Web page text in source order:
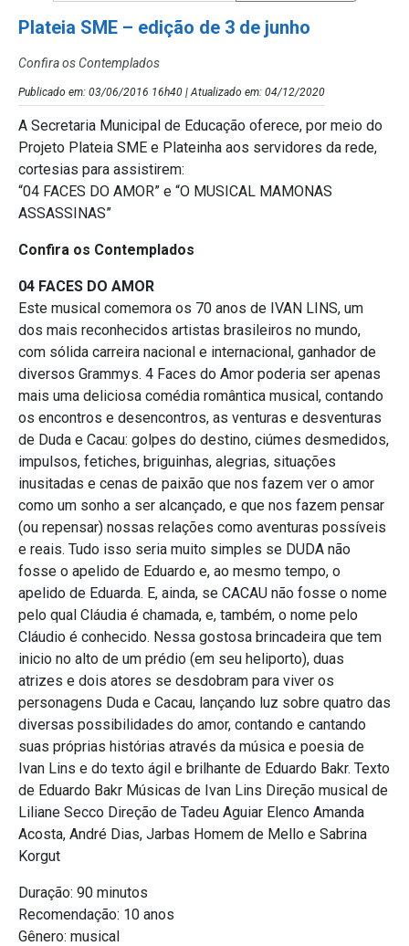
Plateia SME – edição de 3 de junho
Confira os Contemplados
Publicado em: 03/06/2016 16h40 | Atualizado em: 04/12/2020
A Secretaria Municipal de Educação oferece, por meio do
Projeto Plateia SME e Plateinha aos servidores da rede,
cortesias para assistirem:
“04 FACES DO AMOR” e “O MUSICAL MAMONAS
ASSASSINAS”
Confira os Contemplados
04 FACES DO AMOR
Este musical comemora os 70 anos de IVAN LINS, um
dos mais reconhecidos artistas brasileiros no mundo,
com sólida carreira nacional e internacional, ganhador de
diversos Grammys. 4 Faces do Amor poderia ser apenas
mais uma deliciosa comédia romântica musical, contando
os encontros e desencontros, as venturas e desventuras
de Duda e Cacau: golpes do destino, ciúmes desmedidos,
impulsos, fetiches, briguinhas, alegrias, situações
inusitadas e cenas de paixão que nos fazem ver o amor
como um sonho a ser alcançado, e que nos fazem pensar
(ou repensar) nossas relações como aventuras possíveis
e reais. Tudo isso seria muito simples se DUDA não
fosse o apelido de Eduardo e, ao mesmo tempo, o
apelido de Eduarda. E, ainda, se CACAU não fosse o nome
pelo qual Cláudia é chamada, e, também, o nome pelo
Cláudio é conhecido. Nessa gostosa brincadeira que tem
inicio no alto de um prédio (em seu heliporto), duas
atrizes e dois atores se desdobram para viver os
personagens Duda e Cacau, lançando luz sobre quatro das
diversas possibilidades do amor, contando e cantando
suas próprias histórias através da música e poesia de
Ivan Lins e do texto ágil e brilhante de Eduardo Bakr. Texto
de Eduardo Bakr Músicas de Ivan Lins Direção musical de
Liliane Secco Direção de Tadeu Aguiar Elenco Amanda
Acosta, André Dias, Jarbas Homem de Mello e Sabrina
Korgut
Duração: 90 minutos
Recomendação: 10 anos
Gênero: musical